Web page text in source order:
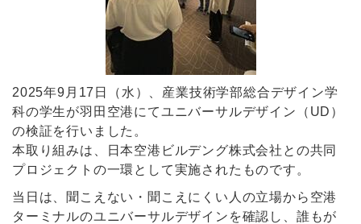
2025年9月17日（水）、産業技術学部総合デザイン学
科の学生が羽田空港にてユニバーサルデザイン（UD）
の検証を行いました。
本取り組みは、日本空港ビルデング株式会社との共同
プロジェクトの一環として実施されたものです。
当日は、聞こえない・聞こえにくい人の立場から空港
ターミナルのユニバーサルデザインを確認し、誰もが